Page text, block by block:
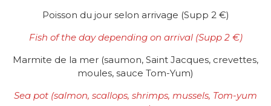
Poisson du jour selon arrivage (Supp 2 €)
Fish of the day depending on arrival (Supp 2 €)
Marmite de la mer (saumon, Saint Jacques, crevettes,
moules, sauce Tom-Yum)
Sea pot (salmon, scallops, shrimps, mussels, Tom-yum